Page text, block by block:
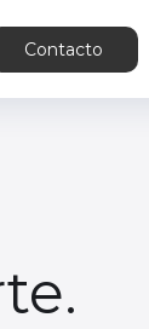
Contacto